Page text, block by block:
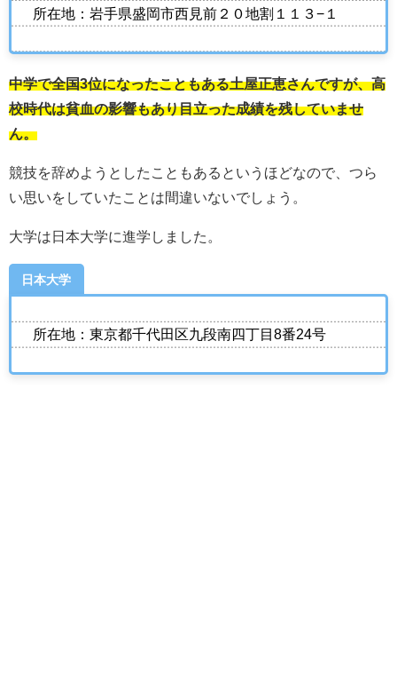
所在地：岩手県盛岡市西見前２０地割１１３−１
中学で全国3位になったこともある土屋正恵さんですが、高
校時代は貧血の影響もあり目立った成績を残していませ
ん。
競技を辞めようとしたこともあるというほどなので、つら
い思いをしていたことは間違いないでしょう。
大学は日本大学に進学しました。
日本大学
所在地：東京都千代田区九段南四丁目8番24号